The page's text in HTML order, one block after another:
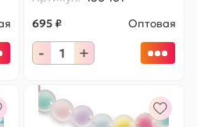
695 ₽
Оптовая
- +